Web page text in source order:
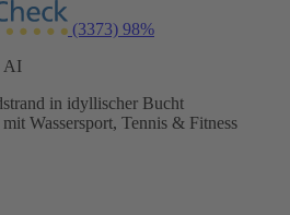
(3373) 98%
AI
in idyllischer Bucht
Wassersport, Tennis & Fitness